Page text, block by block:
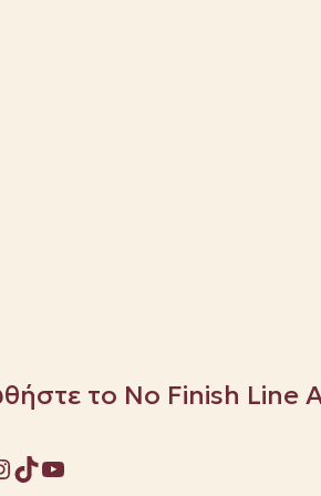
το No Finish Line
TikTok
YouTube